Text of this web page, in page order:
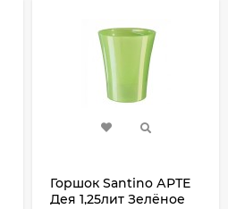
Горшок Santino АРТЕ
Дея 1,25лит Зелёное